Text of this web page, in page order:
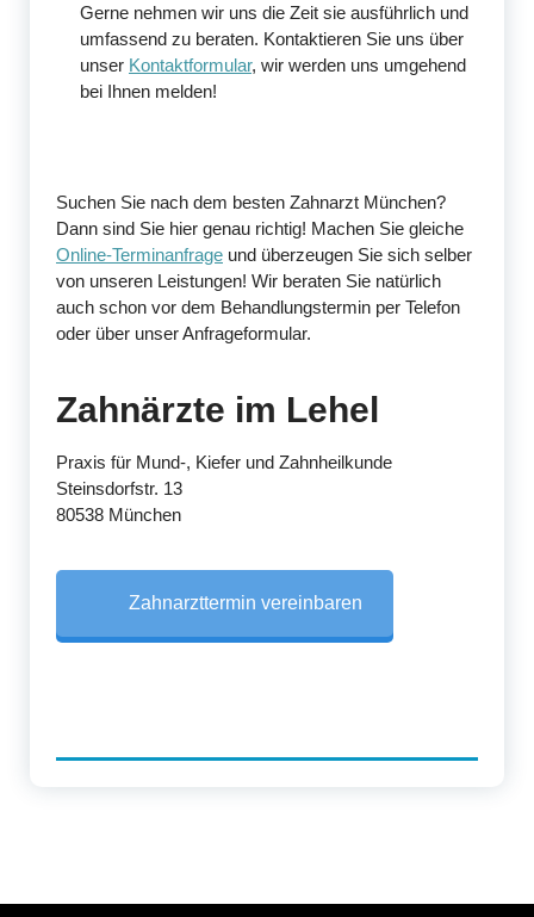
Gerne nehmen wir uns die Zeit sie ausführlich und
umfassend zu beraten. Kontaktieren Sie uns über
unser Kontaktformular, wir werden uns umgehend
bei Ihnen melden!
Suchen Sie nach dem besten Zahnarzt München?
Dann sind Sie hier genau richtig! Machen Sie gleiche
Online-Terminanfrage und überzeugen Sie sich selber
von unseren Leistungen! Wir beraten Sie natürlich
auch schon vor dem Behandlungstermin per Telefon
oder über unser Anfrageformular.
Zahnärzte im Lehel
Praxis für Mund-, Kiefer und Zahnheilkunde
Steinsdorfstr. 13
80538 München
Zahnarzttermin vereinbaren